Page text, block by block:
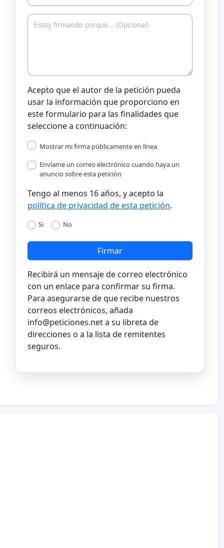
Acepto que el autor de la petición pueda
usar la información que proporciono en
este formulario para las finalidades que
seleccione a continuación:
Mostrar mi firma públicamente en línea
Envíame un correo electrónico cuando haya un
anuncio sobre esta petición
Tengo al menos 16 años, y acepto la
política de privacidad de esta petición.
Si No
Firmar
Recibirá un mensaje de correo electrónico
con un enlace para confirmar su firma.
Para asegurarse de que recibe nuestros
correos electrónicos, añada
info@peticiones.neta su libreta de
direcciones o a la lista de remitentes
seguros.